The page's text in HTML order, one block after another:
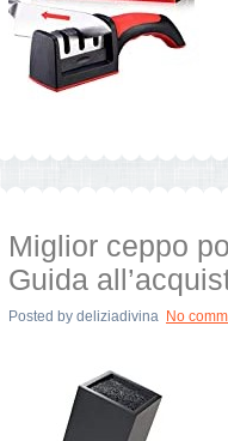
Miglior ceppo
Guida
Posted by deliziadivina No